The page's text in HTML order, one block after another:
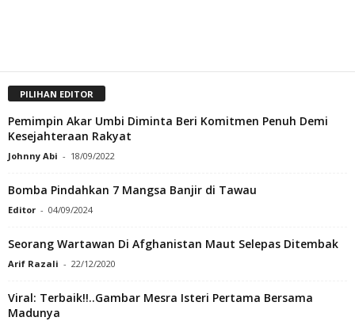
PILIHAN EDITOR
Pemimpin Akar Umbi Diminta Beri Komitmen Penuh Demi
Kesejahteraan Rakyat
Johnny Abi - 18/09/2022
Bomba Pindahkan 7 Mangsa Banjir di Tawau
Editor - 04/09/2024
Seorang Wartawan Di Afghanistan Maut Selepas Ditembak
Arif Razali - 22/12/2020
Viral: Terbaik!!..Gambar Mesra Isteri Pertama Bersama
Madunya